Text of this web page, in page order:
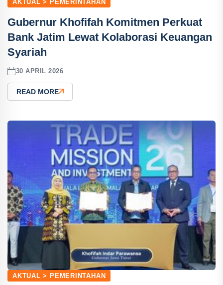
AKTUAL > PEMERINTAHAN
Gubernur Khofifah Komitmen Perkuat
Bank Jatim Lewat Kolaborasi Keuangan
Syariah
30 APRIL 2026
READ MORE
AKTUAL > PEMERINTAHAN